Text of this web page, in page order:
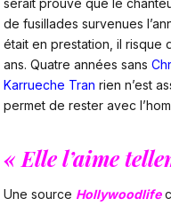
de fusillades survenues
était en prestation, il risque
ans. Quatre années sans
Karrueche Tran rien n’est
permet de rester avec
« Elle l’aime
Une source Hollywoodlife